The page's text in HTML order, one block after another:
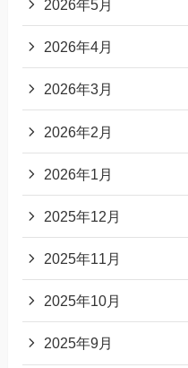
2026年5月
2026年4月
2026年3月
2026年2月
2026年1月
2025年12月
2025年11月
2025年10月
2025年9月